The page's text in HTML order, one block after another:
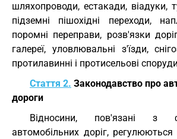
шляхопроводи, естакади, віадуки,
підземні пішохідні переходи,
поромні переправи, розв'язки
галереї, уловлювальні з'їзди,
протилавинні і протисельові
Стаття 2. Законодавство про
дороги
Відносини, пов'язані з
автомобільних доріг,